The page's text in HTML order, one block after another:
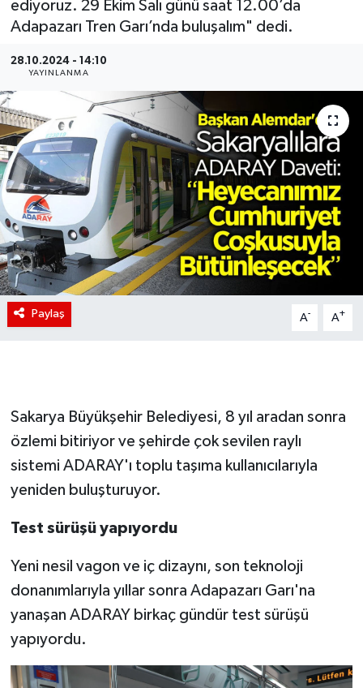
ediyoruz. 29 Ekim Salı günü saat 12.00’da
Adapazarı Tren Garı’nda buluşalım" dedi.
28.10.2024 - 14:10
YAYINLANMA
Paylaş A- A+
Sakarya Büyükşehir Belediyesi, 8 yıl aradan sonra
özlemi bitiriyor ve şehirde çok sevilen raylı
sistemi ADARAY'ı toplu taşıma kullanıcılarıyla
yeniden buluşturuyor.
Test sürüşü yapıyordu
Yeni nesil vagon ve iç dizaynı, son teknoloji
donanımlarıyla yıllar sonra Adapazarı Garı'na
yanaşan ADARAY birkaç gündür test sürüşü
yapıyordu.